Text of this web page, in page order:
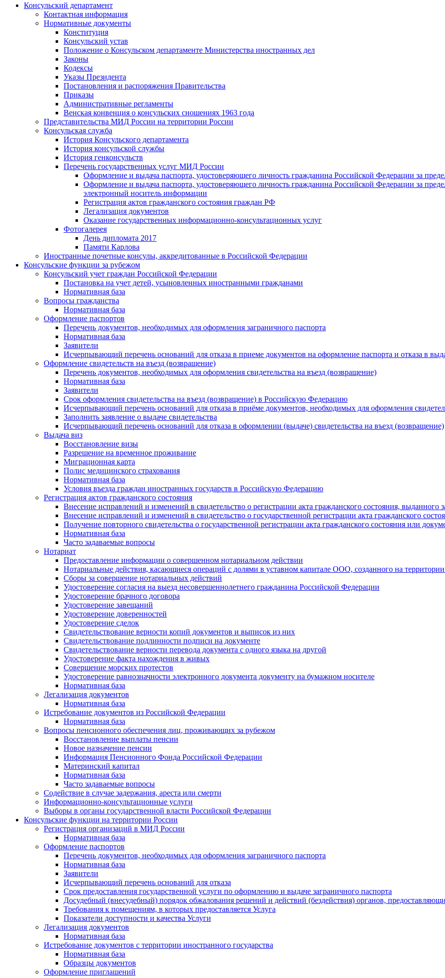
Консульский департамент
Контактная информация
Нормативные документы
Конституция
Консульский устав
Положение о Консульском департаменте Министерства иностранных дел
Законы
Кодексы
Указы Президента
Постановления и распоряжения Правительства
Приказы
Административные регламенты
Венская конвенция о консульских сношениях 1963 года
Представительства МИД России на территории России
Консульская служба
История Консульского департамента
История консульской службы
История генконсульств
Перечень государственных услуг МИД России
Оформление и выдача паспорта, удостоверяющего личность гражданина Российской Федерации за
Оформление и выдача паспорта, удостоверяющего личность гражданина Российской Федерации за
электронный носитель информации
Регистрация актов гражданского состояния граждан РФ
Легализация документов
Оказание государственных информационно-консультационных услуг
Фотогалерея
День дипломата 2017
Памяти Карлова
Иностранные почетные консулы, аккредитованные в Российской Федерации
Консульские функции за рубежом
Консульский учет граждан Российской Федерации
Постановка на учет детей, усыновленных иностранными гражданами
Нормативная база
Вопросы гражданства
Нормативная база
Оформление паспортов
Перечень документов, необходимых для оформления заграничного паспорта
Нормативная база
Заявители
Исчерпывающий перечень оснований для отказа в приеме документов на оформление паспорта и отказа в
Оформление свидетельств на въезд (возвращение)
Перечень документов, необходимых для оформления свидетельства на въезд (возвращение)
Нормативная база
Заявители
Срок оформления свидетельства на въезд (возвращение) в Российскую Федерацию
Исчерпывающий перечень оснований для отказа в приёме документов, необходимых для оформления
Заполнить заявление о выдаче свидетельства
Исчерпывающий перечень оснований для отказа в оформлении (выдаче) свидетельства на въезд (возвращение)
Выдача виз
Восстановление визы
Разрешение на временное проживание
Миграционная карта
Полис медицинского страхования
Нормативная база
Условия въезда граждан иностранных государств в Российскую Федерацию
Регистрация актов гражданского состояния
Внесение исправлений и изменений в свидетельство о регистрации акта гражданского состояния, выданного
Внесение исправлений и изменений в свидетельство о государственной регистрации акта гражданского
Получение повторного свидетельства о государственной регистрации акта гражданского состояния или
Нормативная база
Часто задаваемые вопросы
Нотариат
Предоставление информации о совершенном нотариальном действии
Нотариальные действия, касающиеся операций с долями в уставном капитале ООО, созданного на
Сборы за совершение нотариальных действий
Удостоверение согласия на выезд несовершеннолетнего гражданина Российской Федерации
Удостоверение брачного договора
Удостоверение завещаний
Удостоверение доверенностей
Удостоверение сделок
Свидетельствование верности копий документов и выписок из них
Свидетельствование подлинности подписи на документе
Свидетельствование верности перевода документа с одного языка на другой
Удостоверение факта нахождения в живых
Совершение морских протестов
Удостоверение равнозначности электронного документа документу на бумажном носителе
Нормативная база
Легализация документов
Нормативная база
Истребование документов из Российской Федерации
Нормативная база
Вопросы пенсионного обеспечения лиц, проживающих за рубежом
Восстановление выплаты пенсии
Новое назначение пенсии
Информация Пенсионного Фонда Российской Федерации
Материнский капитал
Нормативная база
Часто задаваемые вопросы
Содействие в случае задержания, ареста или смерти
Информационно-консультационные услуги
Выборы в органы государственной власти Российской Федерации
Консульские функции на территории России
Регистрация организаций в МИД России
Нормативная база
Оформление паспортов
Перечень документов, необходимых для оформления заграничного паспорта
Нормативная база
Заявители
Исчерпывающий перечень оснований для отказа
Срок предоставления государственной услуги по оформлению и выдаче заграничного паспорта
Досудебный (внесудебный) порядок обжалования решений и действий (бездействия) органов,
Требования к помещениям, в которых предоставляется Услуга
Показатели доступности и качества Услуги
Легализация документов
Нормативная база
Истребование документов с территории иностранного государства
Нормативная база
Образцы документов
Оформление приглашений